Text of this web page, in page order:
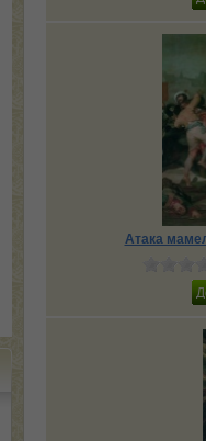
Атака